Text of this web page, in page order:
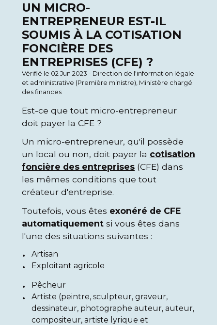
UN MICRO-
ENTREPRENEUR EST-IL
SOUMIS À LA COTISATION
FONCIÈRE DES
ENTREPRISES (CFE) ?
Vérifié le 02 Jun 2023 - Direction de l'information légale
et administrative (Première ministre), Ministère chargé
des finances
Est-ce que tout micro-entrepreneur
doit payer la CFE ?
Un micro-entrepreneur, qu'il possède
un local ou non, doit payer la cotisation
foncière des entreprises (CFE) dans
les mêmes conditions que tout
créateur d'entreprise.
Toutefois, vous êtes exonéré de CFE
automatiquement si vous êtes dans
l'une des situations suivantes :
Artisan
Exploitant agricole
Pêcheur
Artiste (peintre, sculpteur, graveur,
dessinateur, photographe auteur, auteur,
compositeur, artiste lyrique et